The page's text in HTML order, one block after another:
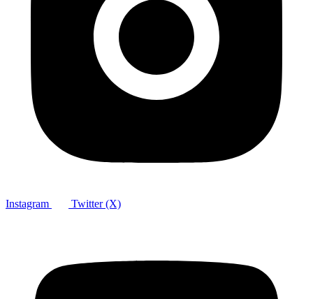
Instagram Twitter (X)